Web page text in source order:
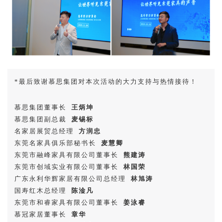
*最后致谢慕思集团对本次活动的大力支持与热情接待！
慕思集团董事长 王炳坤
慕思集团副总裁 麦锡标
名家居展贸总经理 方润忠
东莞名家具俱乐部秘书长 麦慧卿
东莞市融峰家具有限公司董事长 熊建涛
东莞市创域实业有限公司董事长 林国荣
广东永利华辉家居有限公司总经理 林旭涛
国寿红木总经理
陈淦凡
东莞市和睿家具有限公司董事长 姜泳睿
慕冠家居董事长 章华